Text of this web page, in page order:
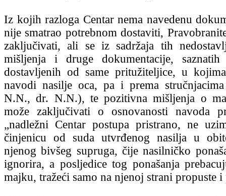
Iz kojih razloga Centar nema navedenu
nije smatrao potrebnom dostaviti,
zaključivati, ali se iz sadržaja tih
mišljenja i druge dokumentacije,
dostavljenih od same pritužiteljice, u
navodi nasilje oca, pa i prema
N.N., dr. N.N.), te pozitivna mišljenja o
može zaključivati o osnovanosti navoda
„nadležni Centar postupa pristrano, ne
činjenicu od suda utvrđenog nasilja u
njenog bivšeg supruga, čije nasilničko
ignorira, a posljedice tog ponašanja
majku, tražeći samo na njenoj strani propuste i